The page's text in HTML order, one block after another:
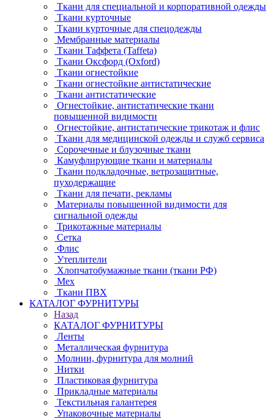
Ткани для специальной и корпоративной одежды
Ткани курточные
Ткани курточные для спецодежды
Мембранные материалы
Ткани Таффета (Taffeta)
Ткани Оксфорд (Oxford)
Ткани огнестойкие
Ткани огнестойкие антистатические
Ткани антистатические
Огнестойкие, антистатические ткани
повышенной видимости
Огнестойкие, антистатические трикотаж и флис
Ткани для медицинской одежды и служб сервиса
Сорочечные и блузочные ткани
Камуфлирующие ткани и материалы
Ткани подкладочные, ветрозащитные,
пуходержащие
Ткани для печати, рекламы
Материалы повышенной видимости для
сигнальной одежды
Трикотажные материалы
Сетка
Флис
Утеплители
Хлопчатобумажные ткани (ткани РФ)
Мех
Ткани ПВХ
КАТАЛОГ ФУРНИТУРЫ
Назад
КАТАЛОГ ФУРНИТУРЫ
Ленты
Металлическая фурнитура
Молнии, фурнитура для молний
Нитки
Пластиковая фурнитура
Прикладные материалы
Текстильная галантерея
Упаковочные материалы